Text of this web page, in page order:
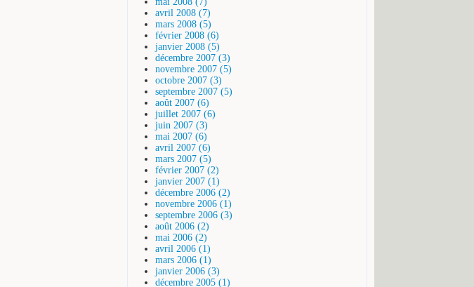
avril 2008 (7)
mars 2008 (5)
février 2008 (6)
janvier 2008 (5)
décembre 2007 (3)
novembre 2007 (5)
octobre 2007 (3)
septembre 2007 (5)
août 2007 (6)
juillet 2007 (6)
juin 2007 (3)
mai 2007 (6)
avril 2007 (6)
mars 2007 (5)
février 2007 (2)
janvier 2007 (1)
décembre 2006 (2)
novembre 2006 (1)
septembre 2006 (3)
août 2006 (2)
mai 2006 (2)
avril 2006 (1)
mars 2006 (1)
janvier 2006 (3)
décembre 2005 (1)